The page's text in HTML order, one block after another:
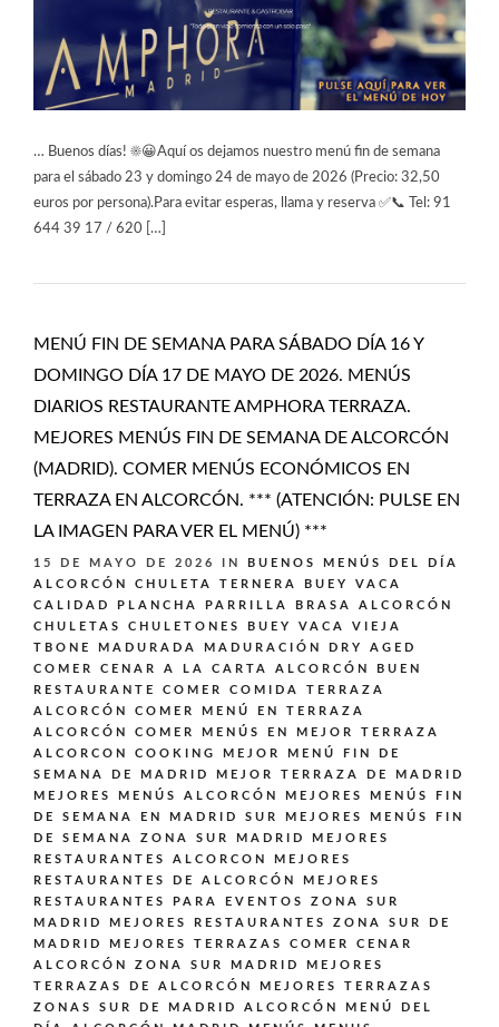
… Buenos días! ☀️😀Aquí os dejamos nuestro menú fin de semana
para el sábado 23 y domingo 24 de mayo de 2026 (Precio: 32,50
euros por persona).Para evitar esperas, llama y reserva ✅📞 Tel: 91
644 39 17 / 620 […]
MENÚ FIN DE SEMANA PARA SÁBADO DÍA 16 Y
DOMINGO DÍA 17 DE MAYO DE 2026. MENÚS
DIARIOS RESTAURANTE AMPHORA TERRAZA.
MEJORES MENÚS FIN DE SEMANA DE ALCORCÓN
(MADRID). COMER MENÚS ECONÓMICOS EN
TERRAZA EN ALCORCÓN. *** (ATENCIÓN: PULSE EN
LA IMAGEN PARA VER EL MENÚ) ***
15 DE MAYO DE 2026 IN
BUENOS MENÚS DEL DÍA
ALCORCÓN
CHULETA TERNERA BUEY VACA
CALIDAD PLANCHA PARRILLA BRASA ALCORCÓN
CHULETAS CHULETONES BUEY VACA VIEJA
TBONE MADURADA MADURACIÓN DRY AGED
COMER CENAR A LA CARTA ALCORCÓN BUEN
RESTAURANTE
COMER COMIDA TERRAZA
ALCORCÓN
COMER MENÚ EN TERRAZA
ALCORCÓN
COMER MENÚS EN MEJOR TERRAZA
ALCORCON
COOKING
MEJOR MENÚ FIN DE
SEMANA DE MADRID
MEJOR TERRAZA DE MADRID
MEJORES MENÚS ALCORCÓN
MEJORES MENÚS FIN
DE SEMANA EN MADRID SUR
MEJORES MENÚS FIN
DE SEMANA ZONA SUR MADRID
MEJORES
RESTAURANTES ALCORCON
MEJORES
RESTAURANTES DE ALCORCÓN
MEJORES
RESTAURANTES PARA EVENTOS ZONA SUR
MADRID
MEJORES RESTAURANTES ZONA SUR DE
MADRID
MEJORES TERRAZAS COMER CENAR
ALCORCÓN ZONA SUR MADRID
MEJORES
TERRAZAS DE ALCORCÓN
MEJORES TERRAZAS
ZONAS SUR DE MADRID ALCORCÓN
MENÚ DEL